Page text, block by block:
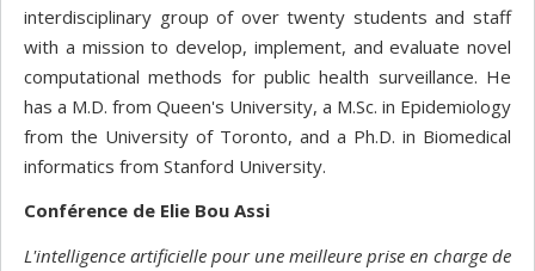
interdisciplinary group of over twenty students and staff
with a mission to develop, implement, and evaluate novel
computational methods for public health surveillance. He
has a M.D. from Queen's University, a M.Sc. in Epidemiology
from the University of Toronto, and a Ph.D. in Biomedical
informatics from Stanford University.
Conférence de Elie Bou Assi
L'intelligence artificielle pour une meilleure prise en charge de